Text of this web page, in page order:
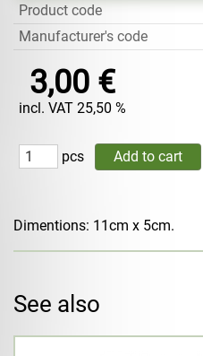
Product code
Manufacturer's code
3,00 €
incl. VAT 25,50 %
pcs
Dimentions: 11cm x 5cm.
See also